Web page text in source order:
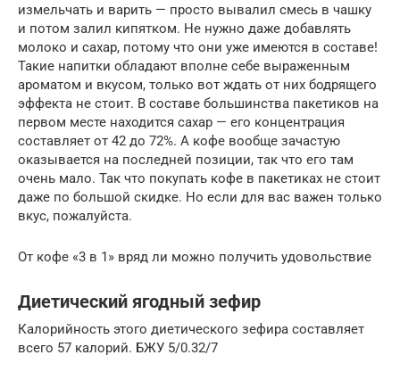
измельчать и варить — просто вывалил смесь в чашку
и потом залил кипятком. Не нужно даже добавлять
молоко и сахар, потому что они уже имеются в составе!
Такие напитки обладают вполне себе выраженным
ароматом и вкусом, только вот ждать от них бодрящего
эффекта не стоит. В составе большинства пакетиков на
первом месте находится сахар — его концентрация
составляет от 42 до 72%. А кофе вообще зачастую
оказывается на последней позиции, так что его там
очень мало. Так что покупать кофе в пакетиках не стоит
даже по большой скидке. Но если для вас важен только
вкус, пожалуйста.
От кофе «3 в 1» вряд ли можно получить удовольствие
Диетический ягодный зефир
Калорийность этого диетического зефира составляет
всего 57 калорий. БЖУ 5/0.32/7